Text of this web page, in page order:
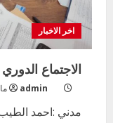
اخر الاخبار
الاجتماع
admin
مدني :احمد الطيب